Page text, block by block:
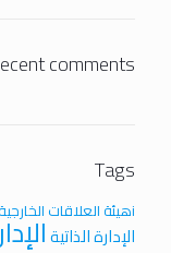
comments
Tags
iهيئة العلاقات الخارجية
الإدارة الذاتية